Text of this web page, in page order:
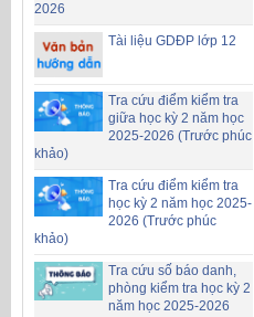
2026
Tài liệu GDĐP lớp 12
Tra cứu điểm kiểm tra
giữa học kỳ 2 năm học
2025-2026 (Trước phúc
khảo)
Tra cứu điểm kiểm tra
học kỳ 2 năm học 2025-
2026 (Trước phúc
khảo)
Tra cứu số báo danh,
phòng kiểm tra học kỳ 2
năm học 2025-2026